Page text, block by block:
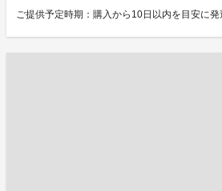
ご提供予定時期：購入から10日以内を目安に発